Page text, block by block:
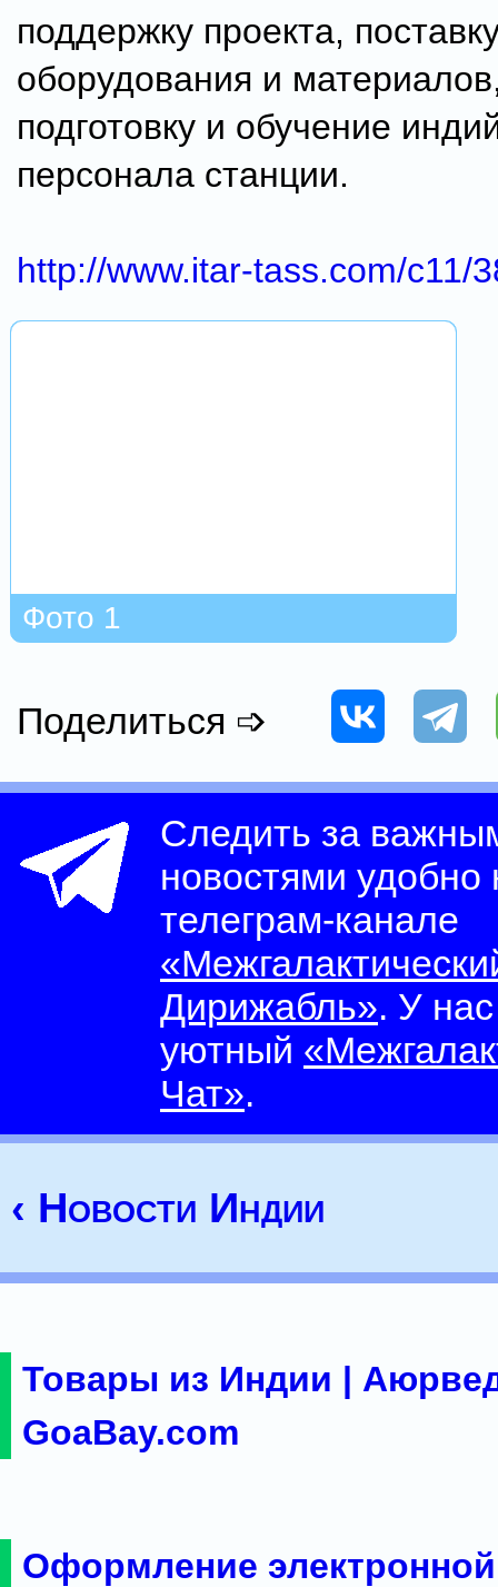
поддержку проекта,
оборудования и
подготовку и обучение
персонала станции.
http://www.itar-tass.com/c11/
Фото 1
Поделиться ➩
Следить за
новостями
телеграм-канале
Дирижабль». У
уютный
Чат».
‹ Новости Индии
Товары из Индии |
GoaBay.com
Оформление электронной